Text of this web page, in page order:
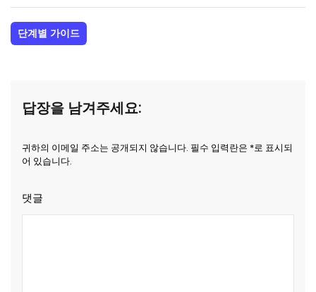
단계별 가이드
답장을 남겨주세요:
귀하의 이메일 주소는 공개되지 않습니다. 필수 입력란은 *로 표시되
어 있습니다.
댓글